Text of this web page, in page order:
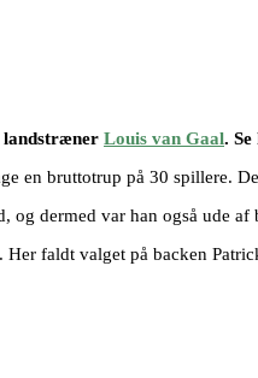
landstræner Louis van Gaal.
en bruttotrup på 30 spillere.
og dermed var han også ude af
faldt valget på backen